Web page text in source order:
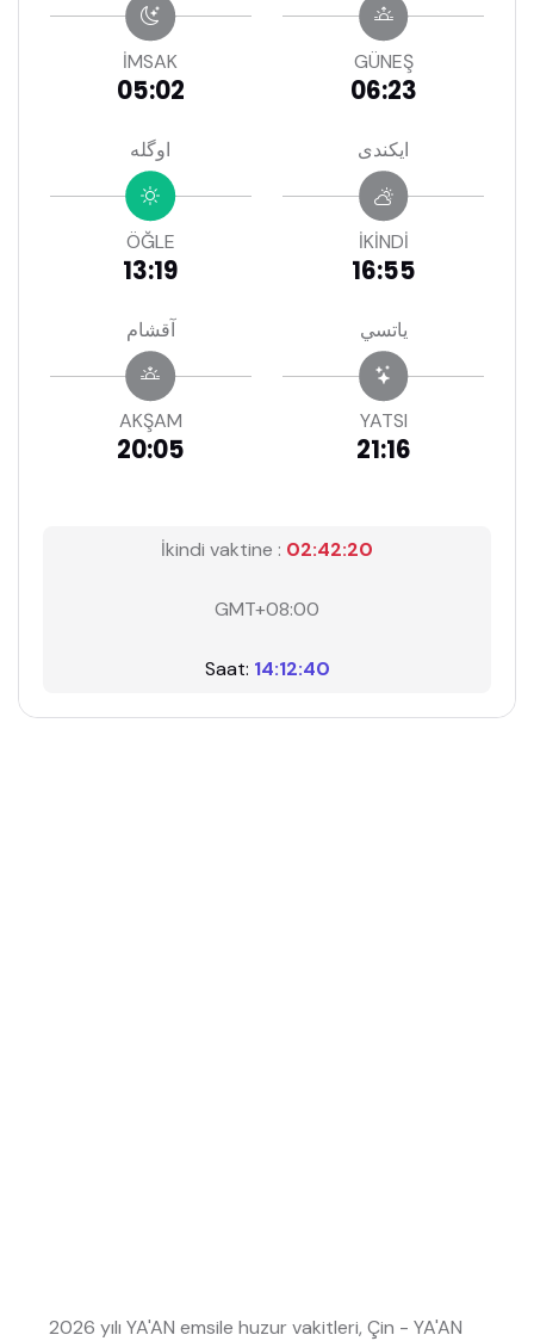
İMSAK
05:02
GÜNEŞ
06:23
اوگله
ÖĞLE
13:19
ايكندى
İKİNDİ
16:55
آقشام
AKŞAM
20:05
ياتسي
YATSI
21:16
İkindi vaktine :02:42:19
GMT+08:00
Saat:14:12:41
2026 yılı YA'AN emsile huzur vakitleri, Çin - YA'AN